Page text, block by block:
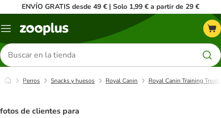
ENVÍO GRATIS desde 49 € | Solo 1,99 € a partir de 29 €
Menú
Buscar
productos
Perros Snacks y huesos Royal Canin Royal Canin Training Treats
fotos de clientes para